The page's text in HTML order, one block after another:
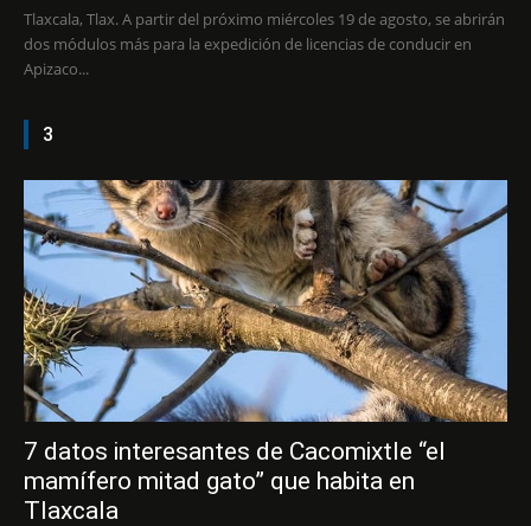
Tlaxcala, Tlax. A partir del próximo miércoles 19 de agosto, se abrirán
dos módulos más para la expedición de licencias de conducir en
Apizaco...
3
7 datos interesantes de Cacomixtle “el
mamífero mitad gato” que habita en
Tlaxcala